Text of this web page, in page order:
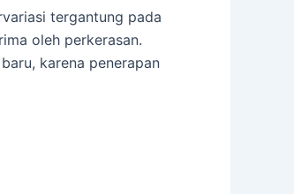
tergantung pada
oleh perkerasan.
karena penerapan